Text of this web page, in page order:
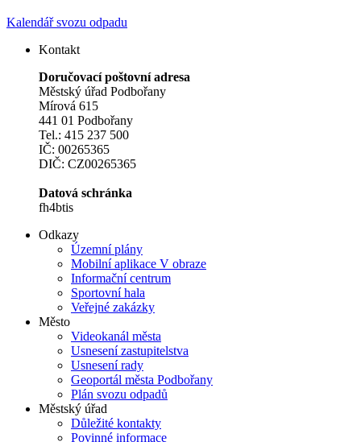
Kalendář svozu odpadu
Kontakt
Doručovací poštovní adresa
Městský úřad Podbořany
Mírová 615
441 01 Podbořany
Tel.: 415 237 500
IČ: 00265365
DIČ: CZ00265365
Datová schránka
fh4btis
Odkazy
Územní plány
Mobilní aplikace V obraze
Informační centrum
Sportovní hala
Veřejné zakázky
Město
Videokanál města
Usnesení zastupitelstva
Usnesení rady
Geoportál města Podbořany
Plán svozu odpadů
Městský úřad
Důležité kontakty
Povinné informace